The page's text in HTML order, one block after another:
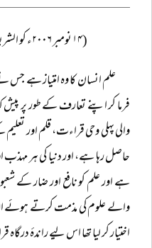
(۱۴ نومبر ۲۰۰۶ء کو الشریعہ اکادمی گوجرانوالہ کے زیر اہتمام تربیتی ورکشاپ سے خطاب۔)
علم انسان کا وہ امتیاز ہے
فرما کر اپنے تعارف کے طور پر پیش
والی پہلی وحی قراءت، قلم اور
حاصل رہا ہے، اور دنیا کی ہر مہذب
ہے اور علم کو نافع اور ضار کے
والے علوم کی مذمت کرتے ہوئے ان
اختیار کر لیا تھا اس لیے راندۂ